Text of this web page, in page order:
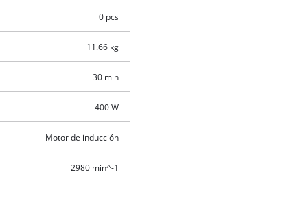
0 pcs
11.66 kg
30 min
400 W
Motor de inducción
2980 min^-1